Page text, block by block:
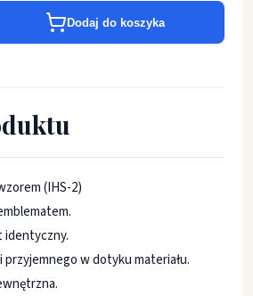
Dodaj do koszyka
(IHS-2)
identyczny.
przyjemnego w dotyku materiału.